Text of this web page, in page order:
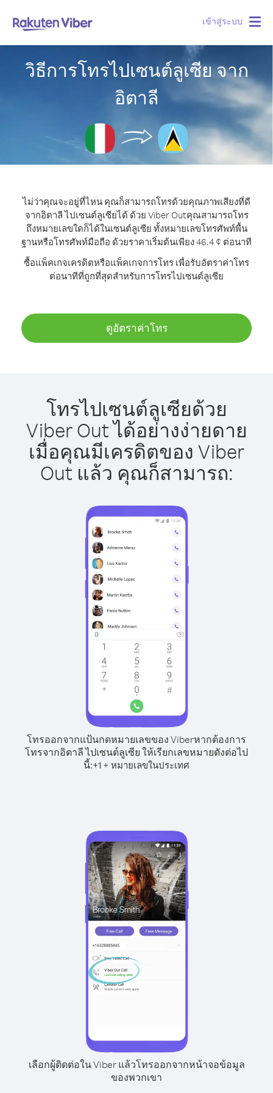
เข้าสู่ระบบ
วิธีการโทรไปเซนต์ลูเซีย จาก
อิตาลี
ไม่ว่าคุณจะอยู่ที่ไหน คุณก็สามารถโทรด้วยคุณภาพเสียงที่ดี
จากอิตาลี ไปเซนต์ลูเซียได้ ด้วย Viber Outคุณสามารถโทร
ถึงหมายเลขใดก็ได้ในเซนต์ลูเซีย ทั้งหมายเลขโทรศัพท์พื้น
ฐานหรือโทรศัพท์มือถือ ด้วยราคาเริ่มต้นเพียง 46.4 ¢ ต่อนาที
ซื้อแพ็คเกจเครดิตหรือแพ็คเกจการโทร เพื่อรับอัตราค่าโทร
ต่อนาทีที่ถูกที่สุดสำหรับการโทรไปเซนต์ลูเซีย
ดูอัตราค่าโทร
โทรไปเซนต์ลูเซียด้วย
Viber Out ได้อย่างง่ายดาย
เมื่อคุณมีเครดิตของ Viber
Out แล้ว คุณก็สามารถ:
โทรออกจากแป้นกดหมายเลขของ Viberหากต้องการ
โทรจากอิตาลี ไปเซนต์ลูเซีย ให้เรียกเลขหมายดังต่อไป
นี้:+1 + หมายเลขในประเทศ
เลือกผู้ติดต่อใน Viber แล้วโทรออกจากหน้าจอข้อมูล
ของพวกเขา